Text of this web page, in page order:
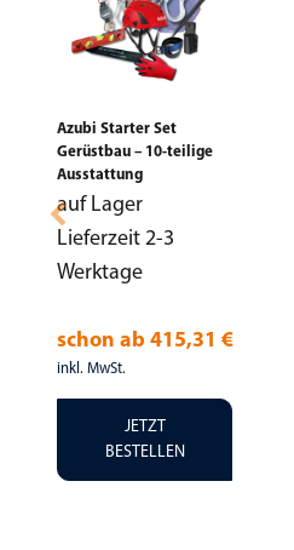
Azubi Starter Set
Gerüstbau – 10-teilige
Ausstattung
auf Lager
Lieferzeit 2-3
Werktage
schon ab 415,31 €
inkl. MwSt.
JETZT
BESTELLEN